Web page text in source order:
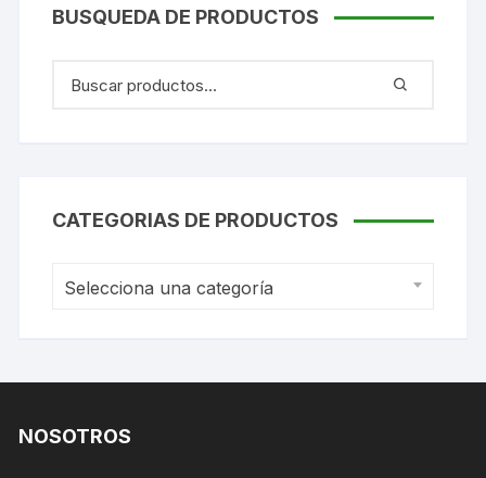
BUSQUEDA DE PRODUCTOS
CATEGORIAS DE PRODUCTOS
Selecciona una categoría
NOSOTROS